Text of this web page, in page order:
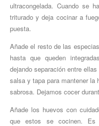
ultracongelada. Cuando se
triturado y deja cocinar a
puesta.
Añadeel resto de las especia
hasta que queden
dejando separación entre
salsa y tapa para mantener la
sabrosa. Dejamos cocer
Añade los huevos con
queestos se cocinen. Es